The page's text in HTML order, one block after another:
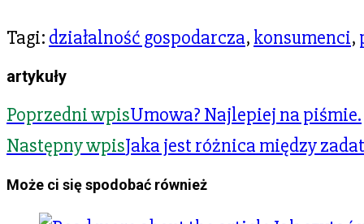
Tagi: działalność gospodarcza, konsumenci,
artykuły
Poprzedni wpisUmowa? Najlepiej na piśmie.
Następny wpisJaka jest różnica między
Może ci się spodobać również